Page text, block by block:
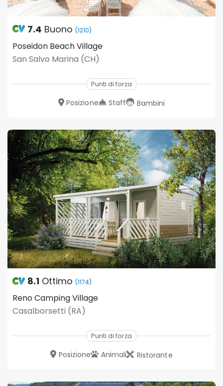
7.4 Buono (1210)
Poseidon Beach Village
San Salvo Marina (CH)
Punti di forza
Posizione Staff Bambini
8.1 Ottimo (1174)
Reno Camping Village
Casalborsetti (RA)
Punti di forza
Posizione Animali Ristorante